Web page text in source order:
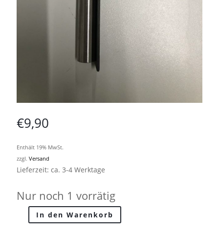
€9,90
Enthält 19% MwSt.
zzgl. Versand
Lieferzeit: ca. 3-4 Werktage
Nur noch 1 vorrätig
Türgrfiff
In den Warenkorb